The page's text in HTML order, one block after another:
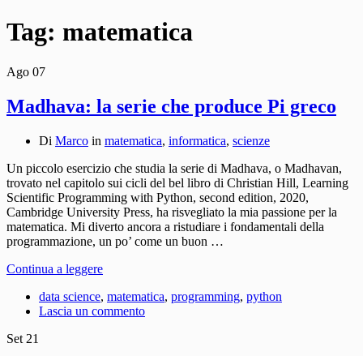
Tag: matematica
Ago 07
Madhava: la serie che produce Pi greco
Di Marco in matematica, informatica, scienze
Un piccolo esercizio che studia la serie di Madhava, o Madhavan,
trovato nel capitolo sui cicli del bel libro di Christian Hill, Learning
Scientific Programming with Python, second edition, 2020,
Cambridge University Press, ha risvegliato la mia passione per la
matematica. Mi diverto ancora a ristudiare i fondamentali della
programmazione, un po’ come un buon …
Continua a leggere
data science, matematica, programming, python
Lascia un commento
Set 21